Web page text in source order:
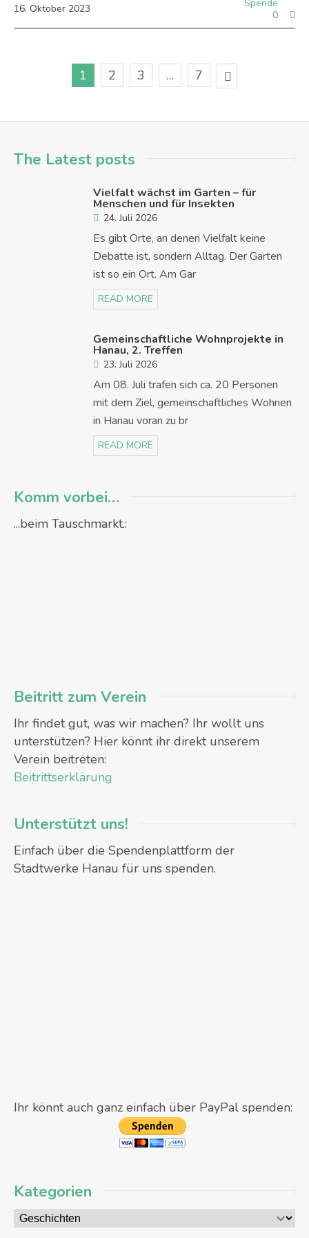
16. Oktober 2023
Spende
0
1 2 3 … 7
The Latest posts
Vielfalt wächst im Garten – für
Menschen und für Insekten
24. Juli 2026
Es gibt Orte, an denen Vielfalt keine
Debatte ist, sondern Alltag. Der Garten
ist so ein Ort. Am Gar
READ MORE
Gemeinschaftliche Wohnprojekte in
Hanau, 2. Treffen
23. Juli 2026
Am 08. Juli trafen sich ca. 20 Personen
mit dem Ziel, gemeinschaftliches Wohnen
in Hanau voran zu br
READ MORE
Komm vorbei…
...beim Tauschmarkt.:
Beitritt zum Verein
Ihr findet gut, was wir machen? Ihr wollt uns
unterstützen? Hier könnt ihr direkt unserem
Verein beitreten:
Beitrittserklärung
Unterstützt uns!
Einfach über die Spendenplattform der
Stadtwerke Hanau für uns spenden.
Ihr könnt auch ganz einfach über PayPal spenden:
Kategorien